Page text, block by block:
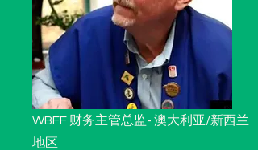
WBFF 财务主管总监- 澳大利亚/新西兰
地区